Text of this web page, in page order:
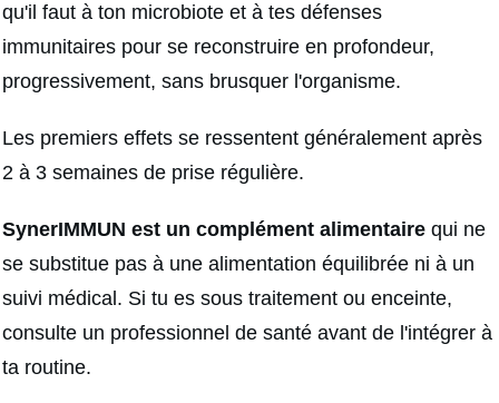
qu'il faut à ton microbiote et à tes défenses
immunitaires pour se reconstruire en profondeur,
progressivement, sans brusquer l'organisme.
Les premiers effets se ressentent généralement après
2 à 3 semaines de prise régulière.
SynerIMMUN est un complément alimentaire qui ne
se substitue pas à une alimentation équilibrée ni à un
suivi médical. Si tu es sous traitement ou enceinte,
consulte un professionnel de santé avant de l'intégrer à
ta routine.